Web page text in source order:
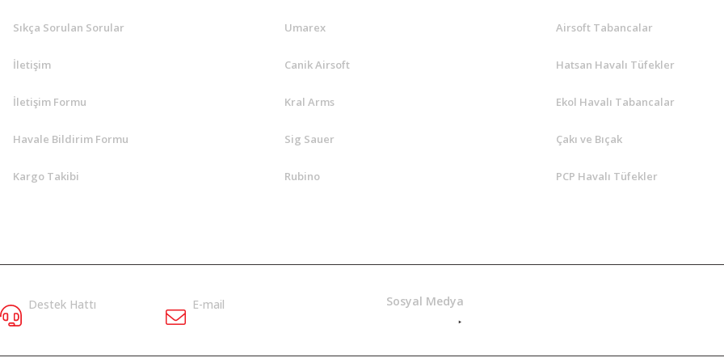
Sıkça Sorulan Sorular
İletişim
İletişim Formu
Havale Bildirim Formu
Kargo Takibi
Umarex
Canik Airsoft
Kral Arms
Sig Sauer
Rubino
Airsoft Tabancalar
Hatsan Havalı Tüfekler
Ekol Havalı Tabancalar
Çakı ve Bıçak
PCP Havalı Tüfekler
Destek Hattı E-mail Sosyal Medya